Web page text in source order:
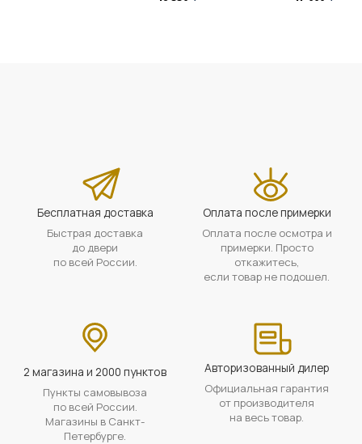
Бесплатная доставка
Быстрая доставка
до двери
по всей России.
Оплата после примерки
Оплата после осмотра и
примерки. Просто
откажитесь,
если товар не подошел.
2 магазина и 2000 пунктов
Пункты самовывоза
по всей России.
Магазины в Санкт-
Петербурге.
Авторизованный дилер
Официальная гарантия
от производителя
на весь товар.